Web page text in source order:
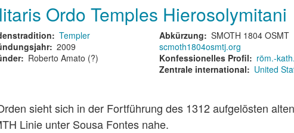
Ordo Temples Hierosolymitani
Templer
2009
Roberto Amato (?)
Abkürzung
SMOTH 1804 OSMT
scmoth1804osmtj.org
Konfessionelles Profil
röm.-kath.
Zentrale international
United
sieht sich in der Fortführung des 1312 aufgelösten alten
Linie unter Sousa Fontes nahe.